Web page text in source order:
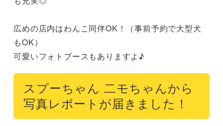
広めの店内はわんこ同伴OK！（事前予約で大型犬
もOK）
可愛いフォトブースもありますよ♪
スプーちゃん 二モちゃんから
写真レポートが届きました！